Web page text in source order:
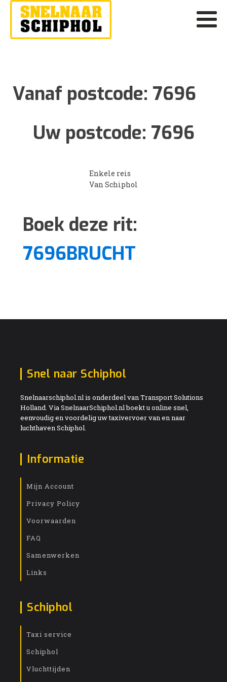
Vanaf postcode: 7696
Uw postcode: 7696
Enkele reis
Van Schiphol
Boek deze rit:
7696BRUCHT
Snel naar Schiphol
Snelnaarschiphol.nl is onderdeel van Transport Solutions
Holland. Via SnelnaarSchiphol.nl boekt u online snel,
eenvoudig en voordelig uw taxivervoer van en naar
luchthaven Schiphol.
Informatie
Mijn Account
Privacy Policy
Voorwaarden
FAQ
Samenwerken
Links
Schiphol
Taxi service
Schiphol
Vluchttijden